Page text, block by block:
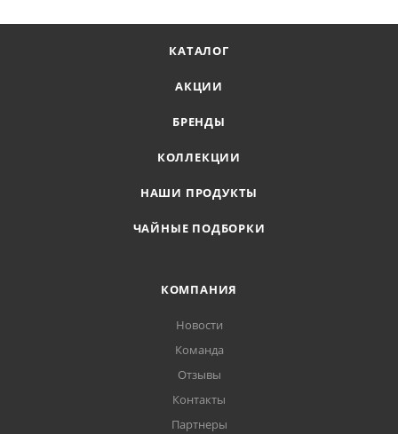
КАТАЛОГ
АКЦИИ
БРЕНДЫ
КОЛЛЕКЦИИ
НАШИ ПРОДУКТЫ
ЧАЙНЫЕ ПОДБОРКИ
КОМПАНИЯ
Новости
Команда
Отзывы
Контакты
Партнеры